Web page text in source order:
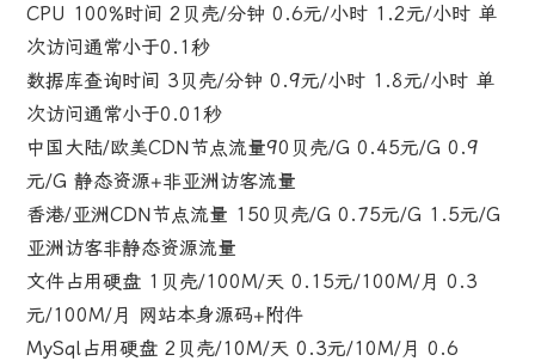
CPU 100%时间 2贝壳/分钟 0.6元/小时 1.2元/小时 单
次访问通常小于0.1秒
数据库查询时间 3贝壳/分钟 0.9元/小时 1.8元/小时 单
次访问通常小于0.01秒
中国大陆/欧美CDN节点流量90贝壳/G 0.45元/G 0.9
元/G 静态资源+非亚洲访客流量
香港/亚洲CDN节点流量 150贝壳/G 0.75元/G 1.5元/G
亚洲访客非静态资源流量
文件占用硬盘 1贝壳/100M/天 0.15元/100M/月 0.3
元/100M/月 网站本身源码+附件
MySql占用硬盘 2贝壳/10M/天 0.3元/10M/月 0.6